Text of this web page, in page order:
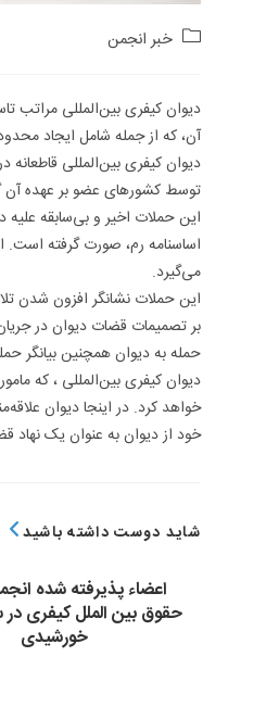
Post
خبر انجمن
دیوان کیفری بین‌المللى مراتب
آن، که از جمله شامل ایجاد
دیوان کیفری بین‌المللى
توسط کشورهای عضو بر عهده آن
این حملات اخیر و بی‌سابقه علیه
می‌گیرد.
این حملات نشانگر افزون شدن
بر تصمیمات قضات دیوان در
حمله به دیوان همچنین بیانگر
دیوان کیفری بین‌المللى ، که
خواهد کرد. در اینجا دیوان
خود از دیوان به عنوان یک
شاید دوست داشته باشید
اعضاء پذیرفته شده
خورشیدی